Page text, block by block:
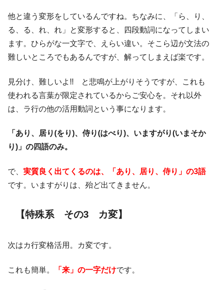
他と違う変形をしているんですね。ちなみに、「ら、り、
る、る、れ、れ」と変形すると、四段動詞になってしまい
ます。ひらがな一文字で、えらい違い。そこら辺が文法の
難しいところでもあるんですが、解ってしまえば楽です。
見分け、難しいよ!! と悲鳴が上がりそうですが、これも
使われる言葉が限定されているからご安心を。それ以外
は、ラ行の他の活用動詞という事になります。
「あり、居り(をり)、侍り(はべり)、いますがり(いまそか
り)」の四語のみ。
で、 実質良く出てくるのは、「あり、居り、侍り」の3語
です。いますがりは、殆ど出てきません。
【特殊系 その3 カ変】
次はカ行変格活用。カ変です。
これも簡単。 「来」の一字だけです。